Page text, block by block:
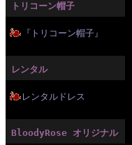
トリコーン帽子
『トリコーン帽子』
レンタル
レンタルドレス
BloodyRose オリジナル